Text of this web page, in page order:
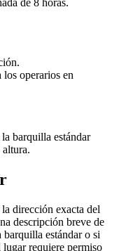
de 8 horas.
los operarios en
barquilla estándar
altura.
dirección exacta del
descripción breve de
barquilla estándar o si
requiere permiso